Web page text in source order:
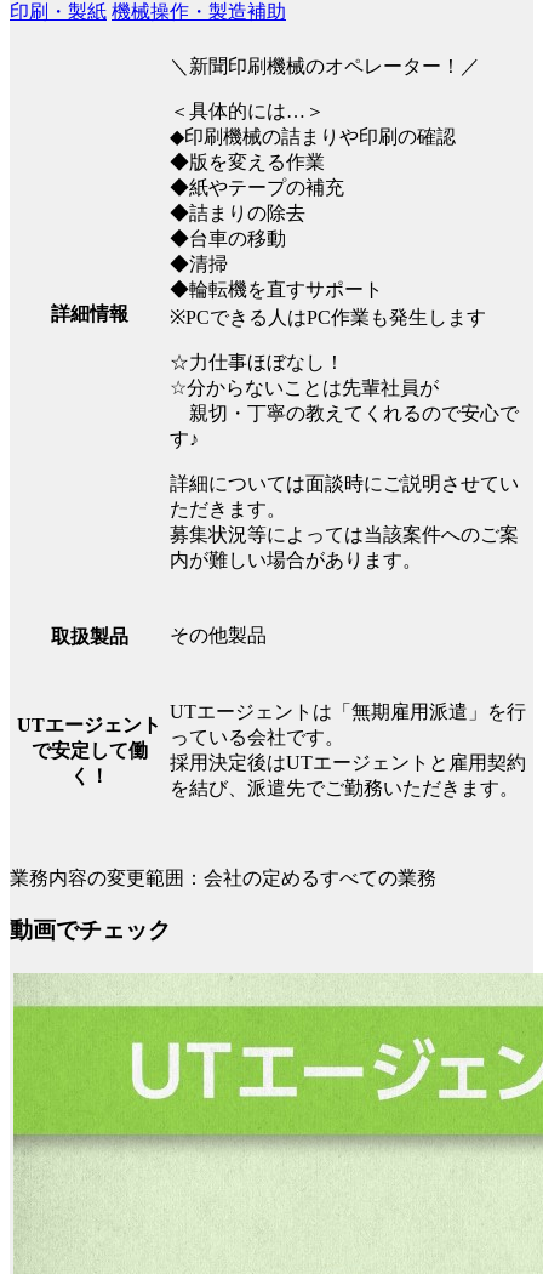
印刷・製紙 機械操作・製造補助
詳細情報
＼新聞印刷機械のオペレーター！／
＜具体的には…＞
◆印刷機械の詰まりや印刷の確認
◆版を変える作業
◆紙やテープの補充
◆詰まりの除去
◆台車の移動
◆清掃
◆輪転機を直すサポート
※PCできる人はPC作業も発生します
☆力仕事ほぼなし！
☆分からないことは先輩社員が
親切・丁寧の教えてくれるので安心で
す♪
詳細については面談時にご説明させてい
ただきます。
募集状況等によっては当該案件へのご案
内が難しい場合があります。
取扱製品 その他製品
UTエージェント
で安定して働
く！
UTエージェントは「無期雇用派遣」を行
っている会社です。
採用決定後はUTエージェントと雇用契約
を結び、派遣先でご勤務いただきます。
業務内容の変更範囲：会社の定めるすべての業務
動画でチェック